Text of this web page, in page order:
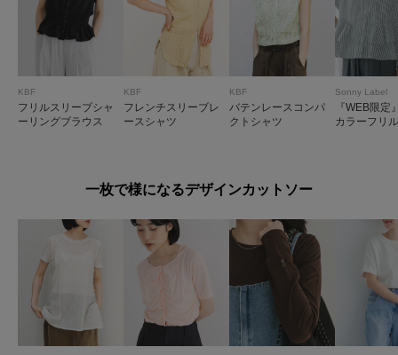
KBF
フリルスリーブシャ
ーリングブラウス
KBF
フレンチスリーブレ
ースシャツ
KBF
バテンレースコンパ
クトシャツ
Sonny Label
『WEB限定
カラーフリ
一枚で様になるデザインカットソー